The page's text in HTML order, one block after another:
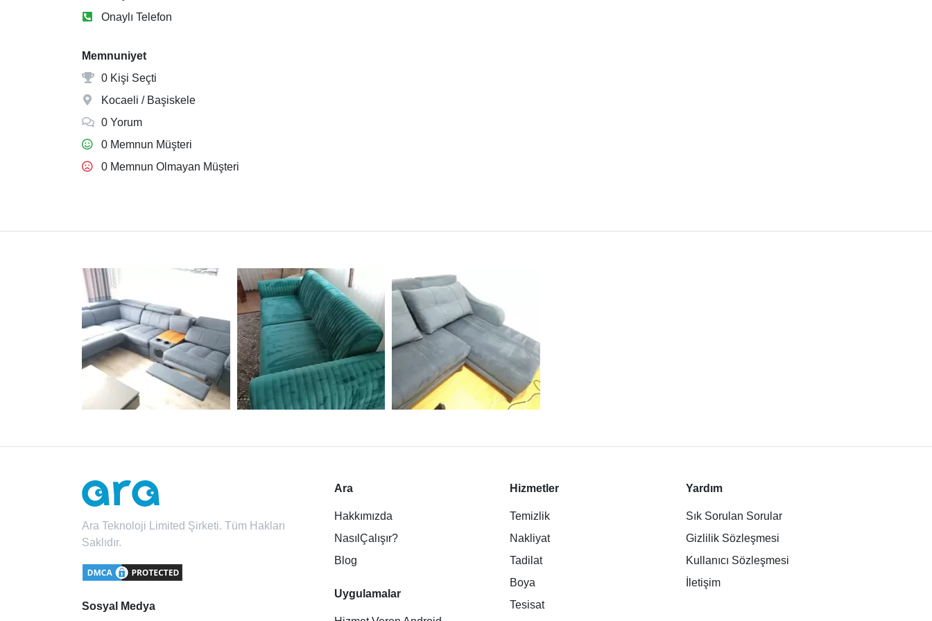
Onaylı Telefon
Memnuniyet
0 Kişi Seçti
Kocaeli / Başiskele
0 Yorum
0 Memnun Müşteri
0 Memnun Olmayan Müşteri
Ara Teknoloji Limited Şirketi. Tüm Hakları
Saklıdır.
Sosyal Medya
Ara
Hakkımızda
NasılÇalışır?
Blog
Uygulamalar
Hizmetler
Temizlik
Nakliyat
Tadilat
Boya
Tesisat
Yardım
Sık Sorulan Sorular
Gizlilik Sözleşmesi
Kullanıcı Sözleşmesi
İletişim